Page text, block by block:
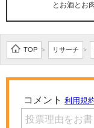
とお酒とお肉
TOP > リサーチ >